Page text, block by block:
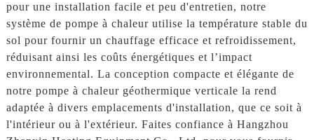
pour une installation facile et peu d'entretien, notre
système de pompe à chaleur utilise la température stable du
sol pour fournir un chauffage efficace et refroidissement,
réduisant ainsi les coûts énergétiques et l’impact
environnemental. La conception compacte et élégante de
notre pompe à chaleur géothermique verticale la rend
adaptée à divers emplacements d'installation, que ce soit à
l'intérieur ou à l'extérieur. Faites confiance à Hangzhou